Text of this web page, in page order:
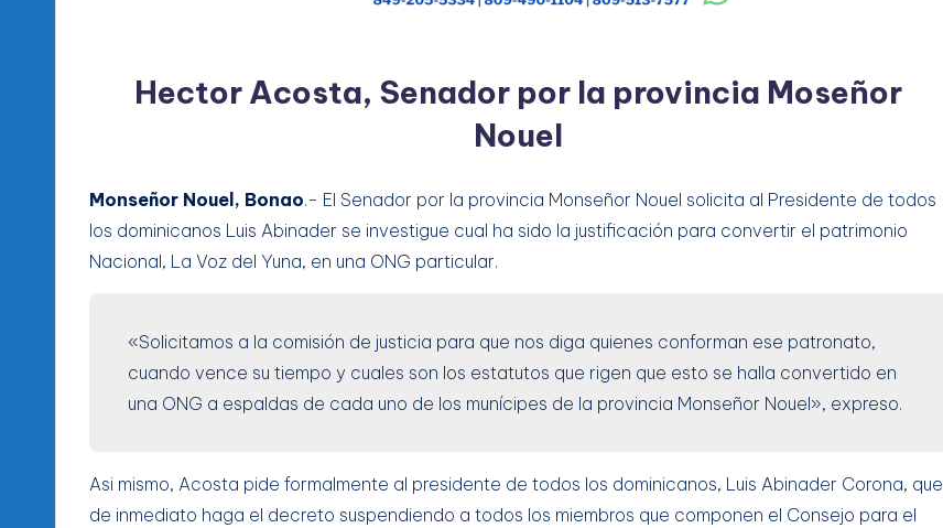
Hector Acosta, Senador por la provincia Moseñor
Nouel
Monseñor Nouel, Bonao.- El Senador por la provincia Monseñor Nouel solicita al Presidente de todos
los dominicanos Luis Abinader se investigue cual ha sido la justificación para convertir el patrimonio
Nacional, La Voz del Yuna, en una ONG particular.
«Solicitamos a la comisión de justicia para que nos diga quienes conforman ese patronato,
cuando vence su tiempo y cuales son los estatutos que rigen que esto se halla convertido en
una ONG a espaldas de cada uno de los munícipes de la provincia Monseñor Nouel», expreso.
Asi mismo, Acosta pide formalmente al presidente de todos los dominicanos, Luis Abinader Corona, que
de inmediato haga el decreto suspendiendo a todos los miembros que componen el Consejo para el